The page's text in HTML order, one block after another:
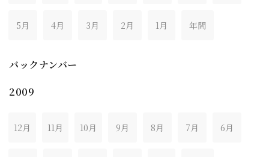
5月 4月 3月 2月 1月 年間
バックナンバー
2009
12月 11月 10月 9月 8月 7月 6月